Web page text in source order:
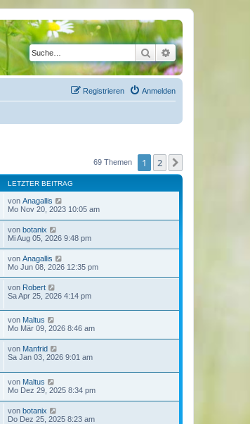
SucheErweiterte Suche
Anmelden
Registrieren
69 Themen 1 2
LETZTER BEITRAG
von Anagallis
Mo Nov 20, 2023 10:05 am
von botanix
Mi Aug 05, 2026 9:48 pm
von Anagallis
Mo Jun 08, 2026 12:35 pm
von Robert
Sa Apr 25, 2026 4:14 pm
von Maltus
Mo Mär 09, 2026 8:46 am
von Manfrid
Sa Jan 03, 2026 9:01 am
von Maltus
Mo Dez 29, 2025 8:34 pm
von botanix
Do Dez 25, 2025 8:23 am